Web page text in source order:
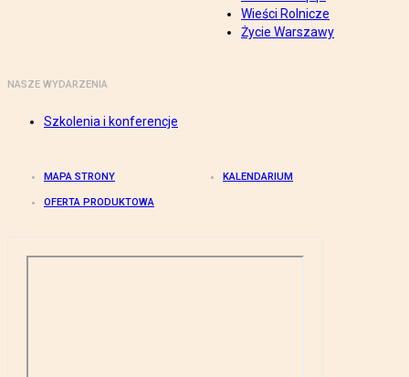
Wieści Rolnicze
Życie Warszawy
NASZE WYDARZENIA
Szkolenia i konferencje
MAPA STRONY KALENDARIUM
OFERTA PRODUKTOWA